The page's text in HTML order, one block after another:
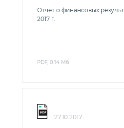
Отчет о финансовых
2017 г.
PDF, 0.14 Мб
27.10.2017